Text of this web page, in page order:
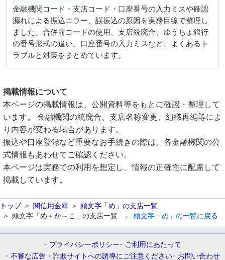
金融機関コード・支店コード・口座番号の入力ミスや確認
漏れによる振込エラー、誤振込の原因を実務目線で整理し
ました。合併前コードの使用、支店統廃合、ゆうちょ銀行
の番号形式の違い、口座番号の入力ミスなど、よくあるト
ラブルと対策をまとめています。
掲載情報について
本ページの掲載情報は、公開資料等をもとに確認・整理して
います。 金融機関の統廃合、支店名称変更、組織再編等によ
り内容が変わる場合があります。
振込や口座登録など重要なお手続きの際は、各金融機関の公
式情報もあわせてご確認ください。
本ページは実務での利用を想定し、情報の正確性に配慮して
掲載しています。
トップ 関信用金庫
頭文字「め」の支店一覧
頭文字「め＋か～こ」の支店一覧
← 頭文字「め」の一覧に戻る
プライバシーポリシー
ご利用にあたって
不審な広告・詐欺サイトへの誘導にご注意ください
お問い合わせ